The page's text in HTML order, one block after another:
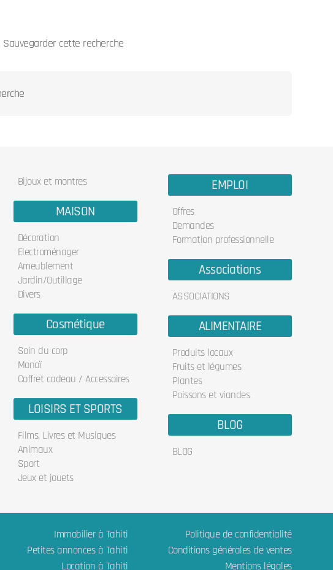
Sauvegarder cette recherche
Bijoux et montres
MAISON
Décoration
Electroménager
Ameublement
Jardin/Outillage
Divers
Cosmétique
Soin du corp
Monoï
Coffret cadeau / Accessoires
LOISIRS ET SPORTS
Films, Livres et Musiques
Animaux
Sport
Jeux et jouets
EMPLOI
Offres
Demandes
Formation professionnelle
Associations
ASSOCIATIONS
ALIMENTAIRE
Produits locaux
Fruits et légumes
Plantes
Poissons et viandes
BLOG
BLOG
Immobilier à Tahiti
Petites annonces à Tahiti
Location à Tahiti
Politique de confidentialité
Conditions générales de ventes
Mentions légales